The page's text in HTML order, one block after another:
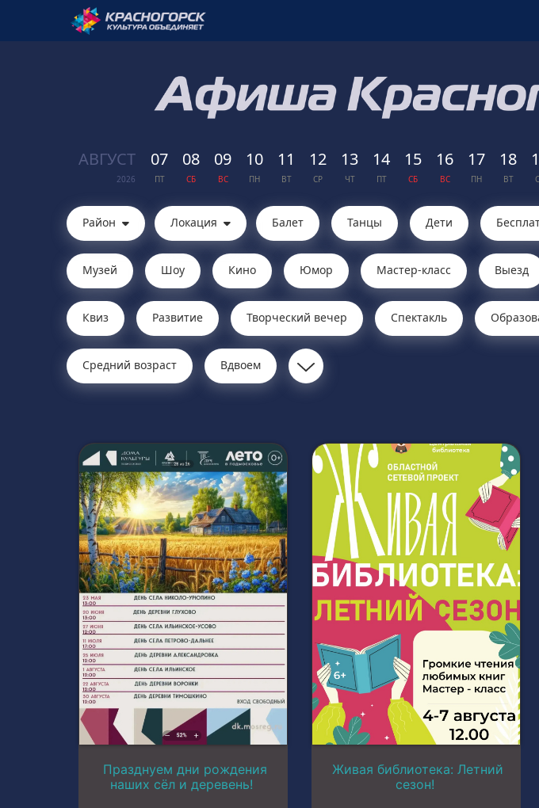
АВГУСТ
2026
07
ПТ
08
СБ
09
ВС
10
ПН
11
ВТ
12
СР
13
ЧТ
14
ПТ
15
СБ
16
ВС
17
ПН
18
ВТ
Район Локация Балет Танцы Дети
Музей Шоу Кино Юмор Мастер-класс Выезд
Квиз Развитие Творческий вечер Cпектакль
Средний возраст Вдвоем
Празднуем дни рождения
наших сёл и деревень!
Живая библиотека: Летний
сезон!